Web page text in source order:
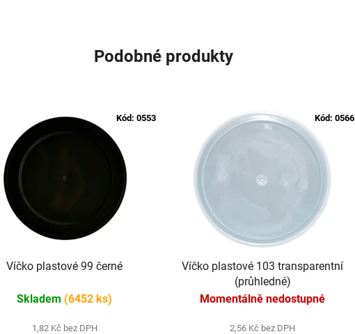
Podobné produkty
Víčko plastové 99 černé
Skladem (6452 ks)
1,82 Kč bez DPH
Kód: 0553
Víčko plastové 103 transparentní
(průhledné)
Momentálně nedostupné
2,56 Kč bez DPH
Kód: 0566